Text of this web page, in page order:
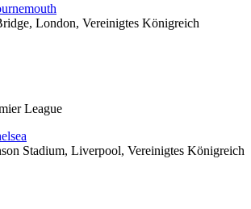
, London, Vereinigtes Königreich
League
Stadium, Liverpool, Vereinigtes Königreich